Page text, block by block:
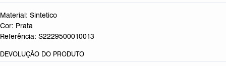
Material: Sintetico
Cor: Prata
Referência: S2229500010013
DEVOLUÇÃO DO PRODUTO